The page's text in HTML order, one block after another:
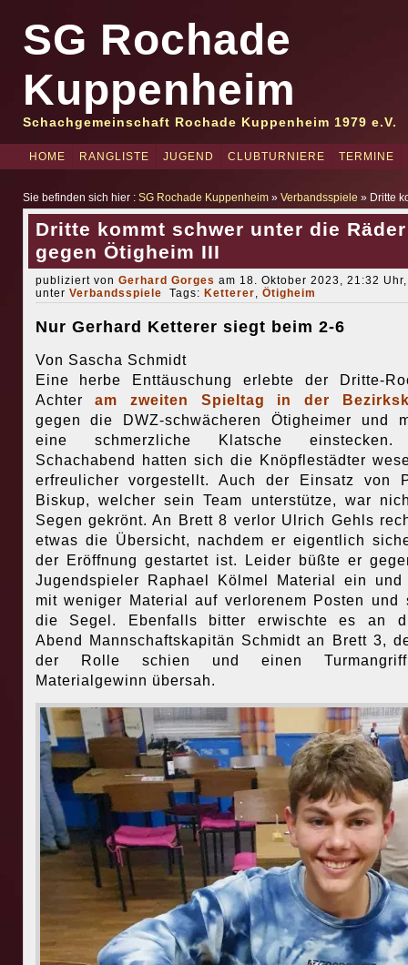
SG Rochade
Kuppenheim
Schachgemeinschaft Rochade Kuppenheim 1979 e.V.
HOME RANGLISTE JUGEND CLUBTURNIERE TERMINE
Sie befinden sich hier : SG Rochade Kuppenheim» Verbandsspiele » Dritte
Dritte kommt schwer unter die Räder
gegen Ötigheim III
publiziert von Gerhard Gorges am 18. Oktober 2023, 21:32 Uhr,
unter Verbandsspiele Tags: Ketterer, Ötigheim
Nur Gerhard Ketterer siegt beim 2-6
Von Sascha Schmidt
Eine herbe Enttäuschung erlebte der Dritte-
Achteram zweiten Spieltag in der
gegen die DWZ-schwächeren Ötigheimer und
eine schmerzliche Klatsche
Schachabend hatten sich die Knöpflestädter
erfreulicher vorgestellt. Auch der Einsatz von
Biskup, welcher sein Team unterstütze, war
Segen gekrönt. An Brett 8 verlor Ulrich Gehls
etwas die Übersicht, nachdem er eigentlich
der Eröffnung gestartet ist. Leider büßte er
Jugendspieler Raphael Kölmel Material ein und
mit weniger Material auf verlorenem Posten und
die Segel. Ebenfalls bitter erwischte es an
Abend Mannschaftskapitän Schmidt an Brett 3,
der Rolle schien und einen
Materialgewinn übersah.